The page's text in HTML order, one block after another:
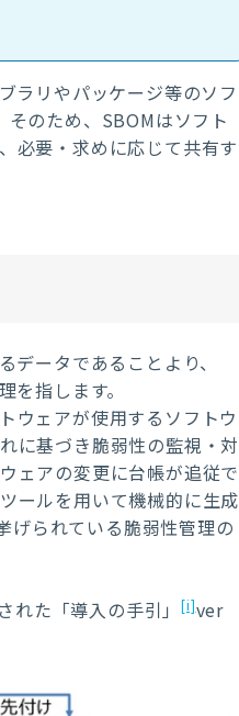
ラリやパッケージ等のソフ
のため、 SBOMはソフト
必要・求めに応じて共有す
ータであることより、
指します。
ウェアが使用するソフトウ
に基づき脆弱性の監視・対
ェアの変更に台帳が追従で
ールを用いて機械的に生成
げられている脆弱性管理の
れた「導入の手引」[i]ver